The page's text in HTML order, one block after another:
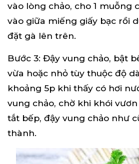
vào lòng chảo, cho 1 muỗng
vào giữa miếng giấy bạc rồi
đặt gà lên trên.
Bước 3: Đậy vung chảo, bật
vừa hoặc nhỏ tùy thuộc độ
khoảng 5p khi thấy có hơi
vung chảo, chờ khi khói
tắt bếp, đậy vung chảo như
thành.